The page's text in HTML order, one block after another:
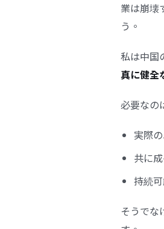
業は崩壊
う。
私は中国
真に健全
必要なの
実際
共に
持続
そうでな